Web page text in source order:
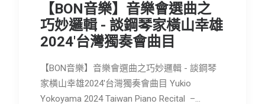
【BON音樂】音樂會選曲之
巧妙邏輯 - 談鋼琴家橫山幸雄
2024'台灣獨奏會曲目
【BON音樂】音樂會選曲之巧妙邏輯 - 談鋼琴
家橫山幸雄2024'台灣獨奏會曲目 Yukio
Yokoyama 2024 Taiwan Piano Recital –…